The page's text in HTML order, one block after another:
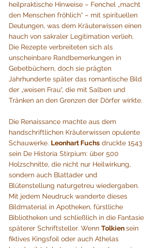
heilpraktische Hinweise – Fenchel „macht
den Menschen fröhlich“ – mit spirituellen
Deutungen, was dem Kräuterwissen einen
hauch von sakraler Legitimation verlieh.
Die Rezepte verbreiteten sich als
unscheinbare Randbemerkungen in
Gebetbüchern, doch sie prägten
Jahrhunderte später das romantische Bild
der „weisen Frau“, die mit Salben und
Tränken an den Grenzen der Dörfer wirkte.
Die Renaissance machte aus dem
handschriftlichen Kräuterwissen opulente
Schauwerke. Leonhart Fuchs druckte 1543
sein De Historia Stirpium: über 500
Holzschnitte, die nicht nur Heilwirkung,
sondern auch Blattader und
Blütenstellung naturgetreu wiedergaben.
Mit jedem Neudruck wanderte dieses
Bildmaterial in Apotheken, fürstliche
Bibliotheken und schließlich in die Fantasie
späterer Schriftsteller. Wenn Tolkien sein
fiktives Kingsfoil oder auch Athelas